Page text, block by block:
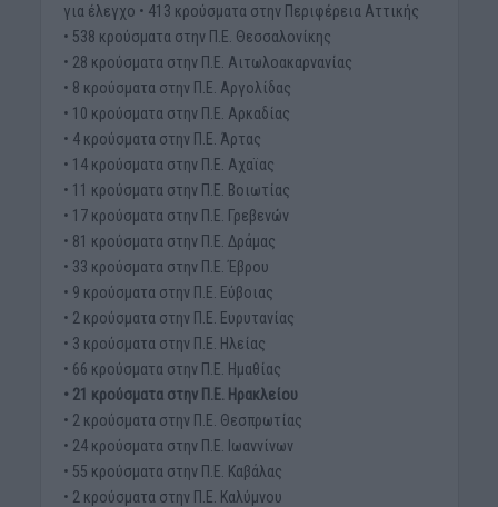
για έλεγχο • 413 κρούσματα στην Περιφέρεια Αττικής
• 538 κρούσματα στην Π.Ε. Θεσσαλονίκης
• 28 κρούσματα στην Π.Ε. Αιτωλοακαρνανίας
• 8 κρούσματα στην Π.Ε. Αργολίδας
• 10 κρούσματα στην Π.Ε. Αρκαδίας
• 4 κρούσματα στην Π.Ε. Άρτας
• 14 κρούσματα στην Π.Ε. Αχαϊας
• 11 κρούσματα στην Π.Ε. Βοιωτίας
• 17 κρούσματα στην Π.Ε. Γρεβενών
• 81 κρούσματα στην Π.Ε. Δράμας
• 33 κρούσματα στην Π.Ε. Έβρου
• 9 κρούσματα στην Π.Ε. Εύβοιας
• 2 κρούσματα στην Π.Ε. Ευρυτανίας
• 3 κρούσματα στην Π.Ε. Ηλείας
• 66 κρούσματα στην Π.Ε. Ημαθίας
• 21 κρούσματα στην Π.Ε. Ηρακλείου
• 2 κρούσματα στην Π.Ε. Θεσπρωτίας
• 24 κρούσματα στην Π.Ε. Ιωαννίνων
• 55 κρούσματα στην Π.Ε. Καβάλας
• 2 κρούσματα στην Π.Ε. Καλύμνου